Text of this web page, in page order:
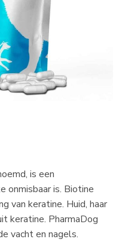
is een
onmisbaar is. Biotine
van keratine. Huid, haar
keratine. PharmaDog
vacht en nagels.